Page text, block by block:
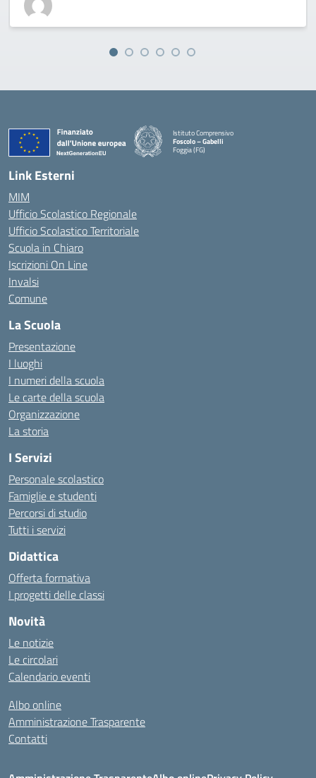
Istituto Comprensivo
Foscolo – Gabelli
Foggia (FG)
— Visita la pagina iniziale della scuola
Link Esterni
MIM
Ufficio Scolastico Regionale
Ufficio Scolastico Territoriale
Scuola in Chiaro
Iscrizioni On Line
Invalsi
Comune
La Scuola
Presentazione
I luoghi
I numeri della scuola
Le carte della scuola
Organizzazione
La storia
I Servizi
Personale scolastico
Famiglie e studenti
Percorsi di studio
Tutti i servizi
Didattica
Offerta formativa
I progetti delle classi
Novità
Le notizie
Le circolari
Calendario eventi
Albo online
Amministrazione Trasparente
Contatti